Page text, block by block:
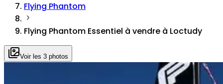
Flying Phantom
Flying Phantom Essentiel à vendre à Loctudy
Voir les 3 photos